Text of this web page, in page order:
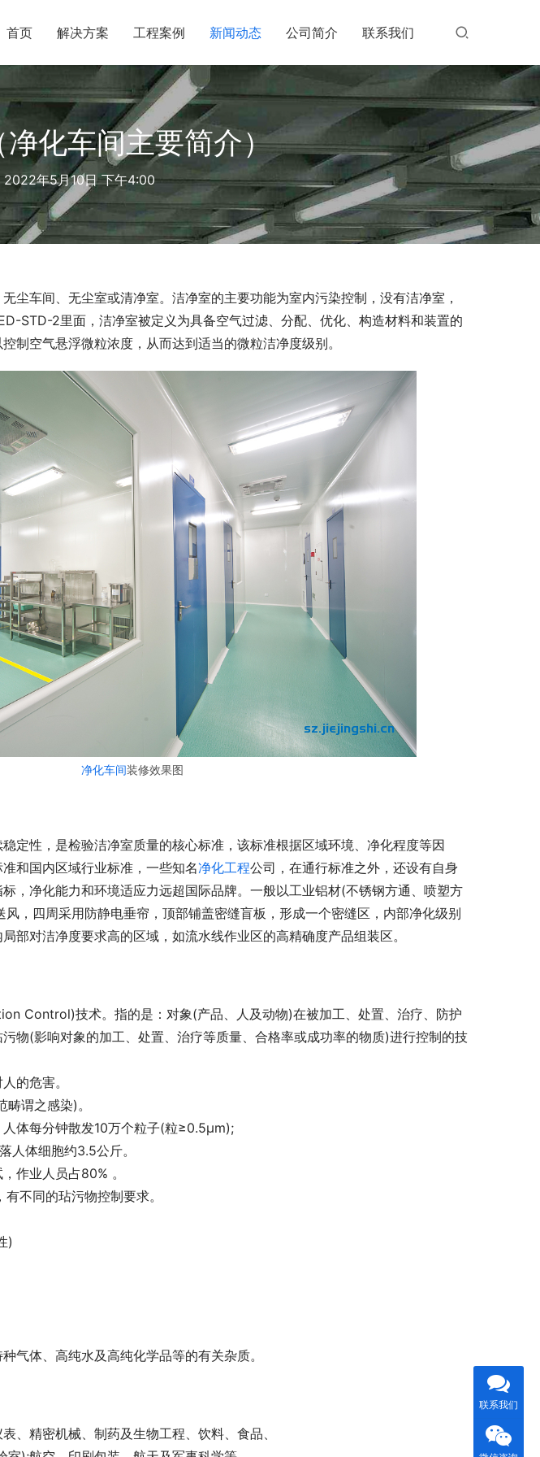
首页 解决方案 工程案例 新闻动态 公司简介 联系我们
化车间主要简介）
2022年5月10日 下午4:00
无尘车间、无尘室或清净室。洁净室的主要功能为室内污染控制，没有洁净室，
STD-2里面，洁净室被定义为具备空气过滤、分配、优化、构造材料和装置的
制空气悬浮微粒浓度，从而达到适当的微粒洁净度级别。
净化车间装修效果图
定性，是检验洁净室质量的核心标准，该标准根据区域环境、净化程度等因
和国内区域行业标准，一些知名净化工程公司，在通行标准之外，还设有自身
，净化能力和环境适应力远超国际品牌。一般以工业铝材(不锈钢方通、喷塑方
，四周采用防静电垂帘，顶部铺盖密缝盲板，形成一个密缝区，内部净化级别
部对洁净度要求高的区域，如流水线作业区的高精确度产品组装区。
Control)技术。指的是：对象(产品、人及动物)在被加工、处置、治疗、防护
物(影响对象的加工、处置、治疗等质量、合格率或成功率的物质)进行控制的技
的危害。
谓之感染)。
体每分钟散发10万个粒子(粒≥0.5μm);
人体细胞约3.5公斤。
作业人员占80% 。
不同的玷污物控制要求。
)
气体、高纯水及高纯化学品等的有关杂质。
、精密机械、制药及生物工程、饮料、食品、
联系我们